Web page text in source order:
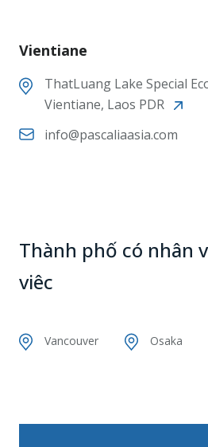
Vientiane
ThatLuang Lake Special
Vientiane, Laos PDR
info@pascaliaasia.com
Thành phố có nhân
viêc
Vancouver Osaka